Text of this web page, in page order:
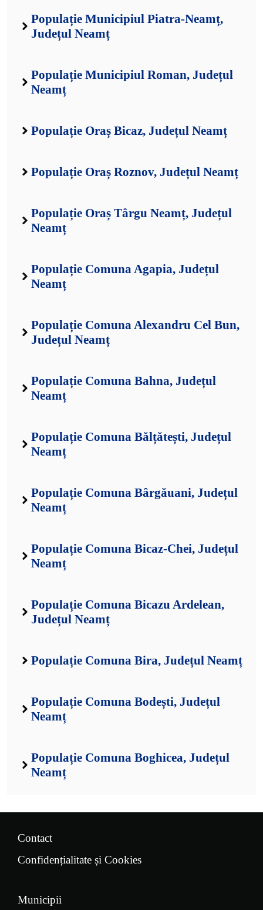
Populație Municipiul Piatra-Neamț,
Județul Neamț
Populație Municipiul Roman, Județul
Neamț
Populație Oraș Bicaz, Județul Neamț
Populație Oraș Roznov, Județul Neamț
Populație Oraș Târgu Neamț, Județul
Neamț
Populație Comuna Agapia, Județul
Neamț
Populație Comuna Alexandru Cel Bun,
Județul Neamț
Populație Comuna Bahna, Județul
Neamț
Populație Comuna Bălțătești, Județul
Neamț
Populație Comuna Bârgăuani, Județul
Neamț
Populație Comuna Bicaz-Chei, Județul
Neamț
Populație Comuna Bicazu Ardelean,
Județul Neamț
Populație Comuna Bira, Județul Neamț
Populație Comuna Bodești, Județul
Neamț
Populație Comuna Boghicea, Județul
Neamț
Contact
Confidențialitate și Cookies
Municipii